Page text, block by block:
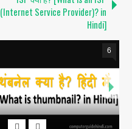
(Internet Service Provider)? in
Hindi]
6